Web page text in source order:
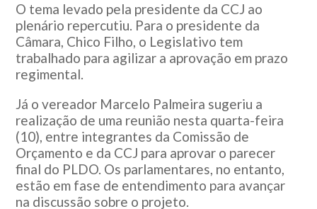
O tema levado pela presidente da CCJ ao
plenário repercutiu. Para o presidente da
Câmara, Chico Filho, o Legislativo tem
trabalhado para agilizar a aprovação em prazo
regimental.
Já o vereador Marcelo Palmeira sugeriu a
realização de uma reunião nesta quarta-feira
(10), entre integrantes da Comissão de
Orçamento e da CCJ para aprovar o parecer
final do PLDO. Os parlamentares, no entanto,
estão em fase de entendimento para avançar
na discussão sobre o projeto.